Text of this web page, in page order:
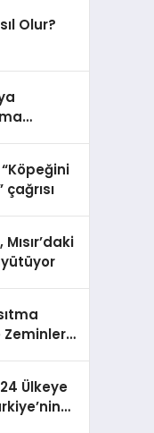
Olur?
Zeminler
Ülkeye